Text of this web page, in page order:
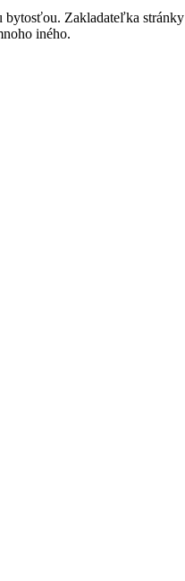
bytosťou. Zakladateľka stránky
iného.